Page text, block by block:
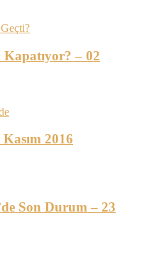
Kapatıyor? – 02
2016
Son Durum – 23